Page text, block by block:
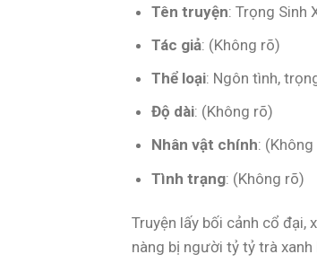
Tên truyện: Trọng Sinh
Tác giả: (Không rõ)
Thể loại: Ngôn tình,
Độ dài: (Không rõ)
Nhân vật chính:
Tình trạng: (Không rõ)
Truyện lấy bối cảnh cổ đại,
nàng bị người tỷ tỷ trà